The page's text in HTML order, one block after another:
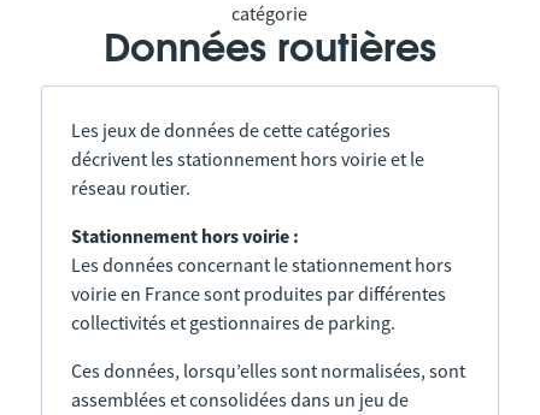
catégorie
Données routières
Les jeux de données de cette catégories
décrivent les stationnement hors voirie et le
réseau routier.
Stationnement hors voirie :
Les données concernant le stationnement hors
voirie en France sont produites par différentes
collectivités et gestionnaires de parking.
Ces données, lorsqu’elles sont normalisées, sont
assemblées et consolidées dans un jeu de